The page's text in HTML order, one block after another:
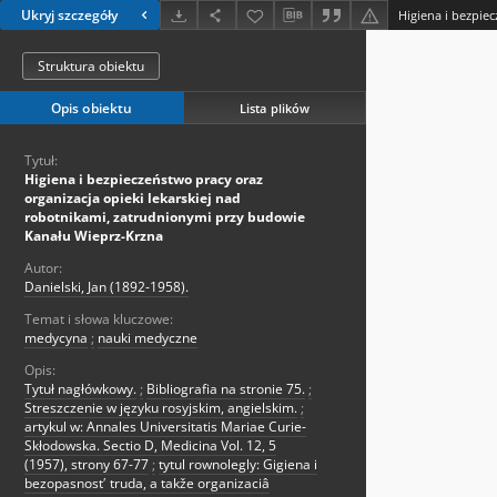
Ukryj szczegóły
Struktura obiektu
Opis obiektu Lista plików
Tytuł:
Higiena i bezpieczeństwo pracy oraz
organizacja opieki lekarskiej nad
robotnikami, zatrudnionymi przy budowie
Kanału Wieprz-Krzna
Autor:
Danielski, Jan (1892-1958).
Temat i słowa kluczowe:
medycyna ; nauki medyczne
Opis:
Tytuł nagłówkowy. ; Bibliografia na stronie 75. ;
Streszczenie w języku rosyjskim, angielskim. ;
artykul w: Annales Universitatis Mariae Curie-
Skłodowska. Sectio D, Medicina Vol. 12, 5
(1957), strony 67-77 ; tytul rownolegly: Gigiena i
bezopasnostʹ truda, a takže organizaciâ